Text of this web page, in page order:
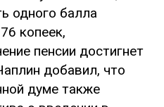
одного балла
копеек,
пенсии достигнет
добавил, что
думе также